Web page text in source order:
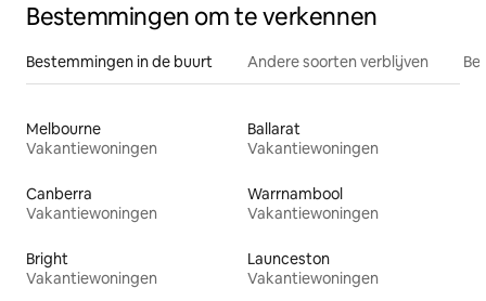
Bestemmingen om te verkennen
Bestemmingen in de buurt Andere soorten verblijven
Melbourne
Vakantiewoningen
Ballarat
Vakantiewoningen
Canberra
Vakantiewoningen
Warrnambool
Vakantiewoningen
Bright
Vakantiewoningen
Launceston
Vakantiewoningen